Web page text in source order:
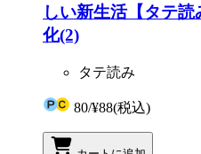
しい新生活【タテ
化(2)
タテ読み
80/¥88(税込)